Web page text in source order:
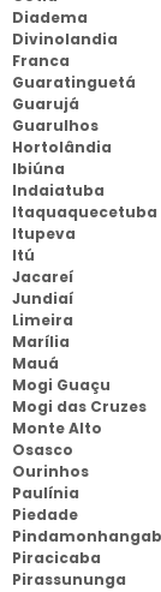
Diadema
Divinolandia
Franca
Guaratinguetá
Guarujá
Guarulhos
Hortolândia
Ibiúna
Indaiatuba
Itaquaquecetuba
Itupeva
Itú
Jacareí
Jundiaí
Limeira
Marília
Mauá
Mogi Guaçu
Mogi das Cruzes
Monte Alto
Osasco
Ourinhos
Paulínia
Piedade
Piracicaba
Pirassununga